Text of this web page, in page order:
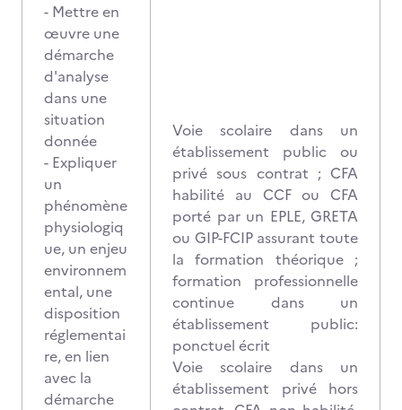
- Mettre en
œuvre une
démarche
d'analyse
dans une
situation
donnée
- Expliquer
un
phénomène
physiologiq
ue, un enjeu
environnem
ental, une
disposition
réglementai
re, en lien
avec la
démarche
Voie scolaire dans un
établissement public ou
privé sous contrat ; CFA
habilité au CCF ou CFA
porté par un EPLE, GRETA
ou GIP-FCIP assurant toute
la formation théorique ;
formation professionnelle
continue dans un
établissement public:
ponctuel écrit
Voie scolaire dans un
établissement privé hors